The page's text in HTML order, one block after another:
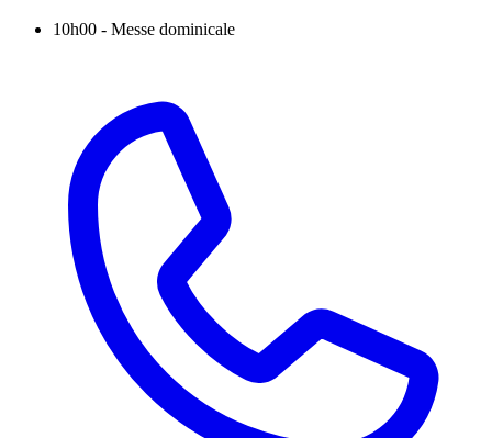
10h00 - Messe dominicale